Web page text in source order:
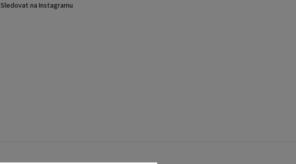
Sledovat na Instagramu